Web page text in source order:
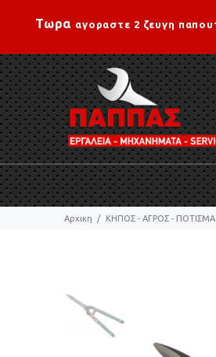
Τωρα αγοραστε 2 ζευγη
Αρχικη ΚΗΠΟΣ - ΑΓΡΟΣ - ΠΟΤΙΣΜΑ